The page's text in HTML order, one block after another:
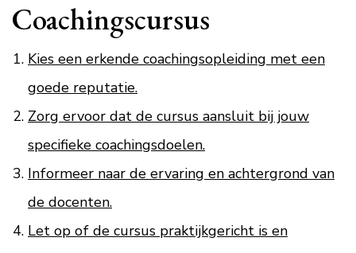
Coachingscursus
Kies een erkende coachingsopleiding met een
goede reputatie.
Zorg ervoor dat de cursus aansluit bij jouw
specifieke coachingsdoelen.
Informeer naar de ervaring en achtergrond van
de docenten.
Let op of de cursus praktijkgericht is en